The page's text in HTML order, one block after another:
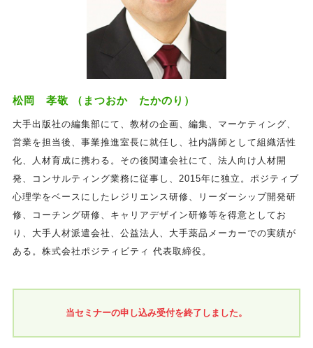
松岡 孝敬 （まつおか たかのり）
大手出版社の編集部にて、教材の企画、編集、マーケティング、
営業を担当後、事業推進室長に就任し、社内講師として組織活性
化、人材育成に携わる。その後関連会社にて、法人向け人材開
発、コンサルティング業務に従事し、2015年に独立。ポジティブ
心理学をベースにしたレジリエンス研修、リーダーシップ開発研
修、コーチング研修、キャリアデザイン研修等を得意としてお
り、大手人材派遣会社、公益法人、大手薬品メーカーでの実績が
ある。株式会社ポジティビティ 代表取締役。
当セミナーの申し込み受付を終了しました。